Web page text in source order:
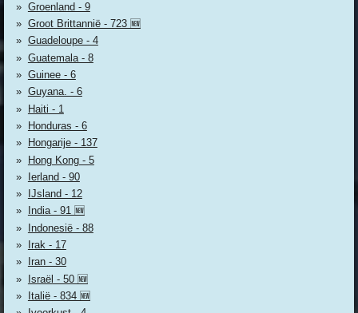
Groenland - 9
Groot Brittannië - 723 🆕
Guadeloupe - 4
Guatemala - 8
Guinee - 6
Guyana. - 6
Haiti - 1
Honduras - 6
Hongarije - 137
Hong Kong - 5
Ierland - 90
IJsland - 12
India - 91 🆕
Indonesië - 88
Irak - 17
Iran - 30
Israël - 50 🆕
Italië - 834 🆕